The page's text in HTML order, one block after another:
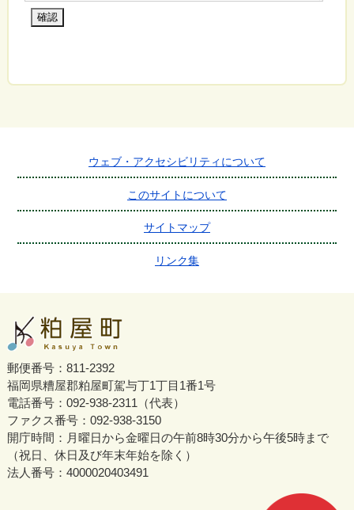
ウェブ・アクセシビリティについて
このサイトについて
サイトマップ
リンク集
郵便番号：811-2392
福岡県糟屋郡粕屋町駕与丁1丁目1番1号
電話番号：092-938-2311（代表）
ファクス番号：092-938-3150
開庁時間：月曜日から金曜日の午前8時30分から午後5時まで
（祝日、休日及び年末年始を除く）
法人番号：4000020403491